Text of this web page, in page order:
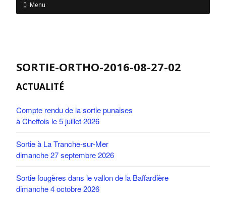
Menu
SORTIE-ORTHO-2016-08-27-02
ACTUALITÉ
Compte rendu de la sortie punaises
à Cheffois le 5 juillet 2026
Sortie à La Tranche-sur-Mer
dimanche 27 septembre 2026
Sortie fougères dans le vallon de la Baffardière
dimanche 4 octobre 2026